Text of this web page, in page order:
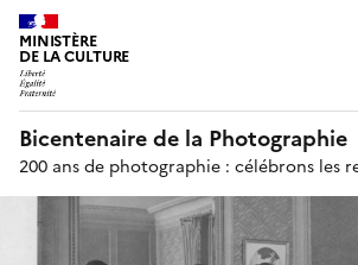
MINISTÈRE
DE LA CULTURE
Bicentenaire de la Photographie
200 ans de photographie : célébrons les